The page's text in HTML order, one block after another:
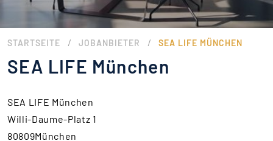
STARTSEITE / JOBANBIETER / SEA LIFE MÜNCHEN
SEA LIFE München
SEA LIFE München
Willi-Daume-Platz 1
80809München